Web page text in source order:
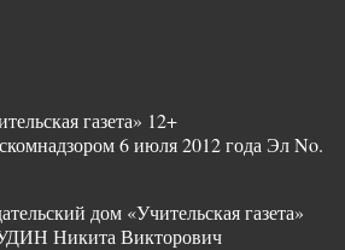
газета» 12+
6 июля 2012 года Эл No.
дом «Учительская газета»
Никита Викторович